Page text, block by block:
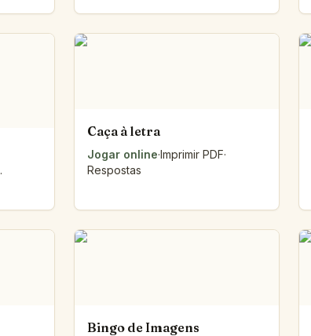
·
Caça à letra
Jogar online·Imprimir PDF·
Respostas
Bingo de Imagens